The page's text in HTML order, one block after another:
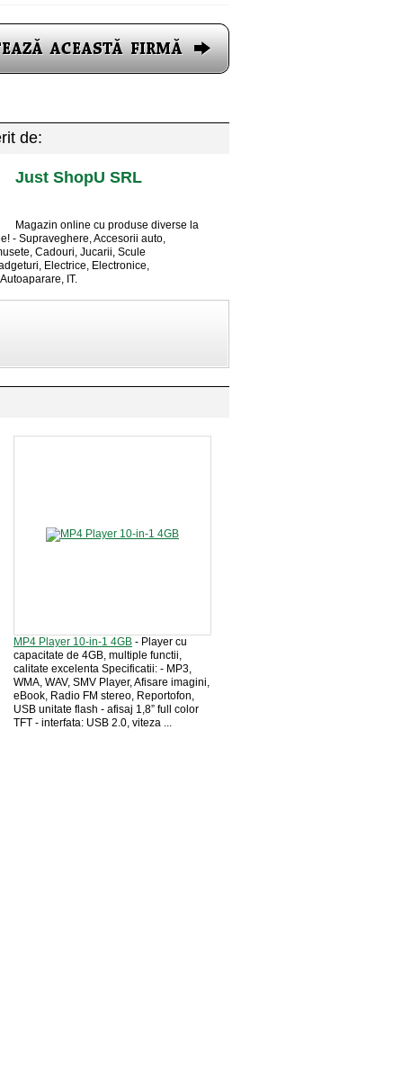
de:
Just ShopU SRL
Magazin online cu produse diverse la
- Supraveghere, Accesorii auto,
Cadouri, Jucarii, Scule
Electrice, Electronice,
IT.
MP4 Player 10-in-1 4GB - Player cu
capacitate de 4GB, multiple functii,
calitate excelenta Specificatii: - MP3,
WMA, WAV, SMV Player, Afisare imagini,
eBook, Radio FM stereo, Reportofon,
USB unitate flash - afisaj 1,8” full color
TFT - interfata: USB 2.0, viteza ...